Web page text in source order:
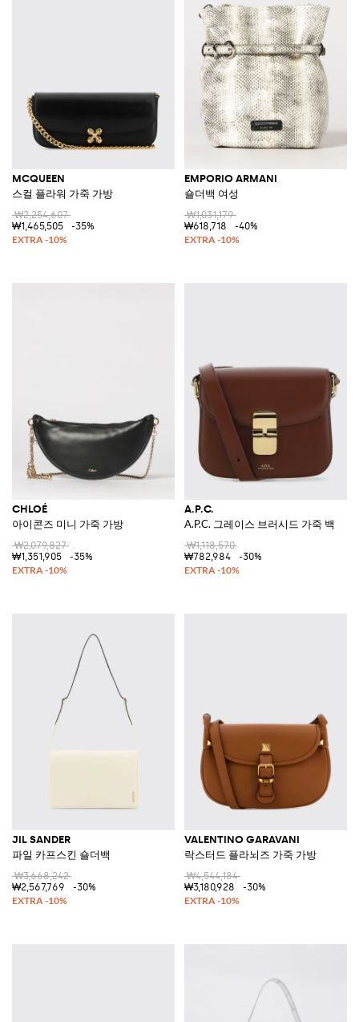
MCQUEEN
스컬 플라워 가죽 가방
₩2,254,607
₩1,465,505
-35%
EMPORIO ARMANI
숄더백 여성
₩1,031,179
₩618,718
-40%
CHLOÉ
아이콘즈 미니 가죽 가방
₩2,079,827
₩1,351,905
-35%
A.P.C.
A.P.C. 그레이스 브러시드 가죽 백
₩1,118,570
₩782,984
-30%
JIL SANDER
파일 카프스킨 숄더백
₩3,668,242
₩2,567,769
-30%
VALENTINO GARAVANI
락스터드 플라뇌즈 가죽 가방
₩4,544,184
₩3,180,928
-30%